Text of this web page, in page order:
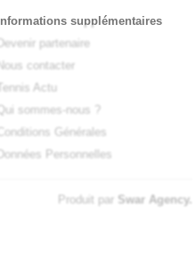
Informations supplémentaires
Devenir partenaire
Nous contacter
Tennis Actu
Qui sommes-nous ?
Conditions Générales
Données Personnelles
Produit par Swar Agency.